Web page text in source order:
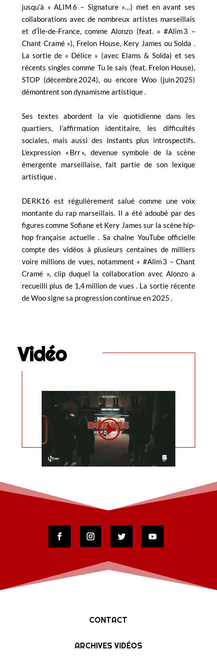
jusqu’à « ALIM 6 – Signature »…) met en avant ses
collaborations avec de nombreux artistes marseillais
et d’Île-de-France, comme Alonzo (feat. « #Alim 3 –
Chant Cramé »), Frelon House, Kery James ou Solda .
La sortie de « Délice » (avec Elams & Solda) et ses
récents singles comme Tu le sais (feat. Frelon House),
STOP (décembre 2024), ou encore Woo (juin 2025)
démontrent son dynamisme artistique .
Ses textes abordent la vie quotidienne dans les
quartiers, l’affirmation identitaire, les difficultés
sociales, mais aussi des instants plus introspectifs.
L’expression « Brr », devenue symbole de la scène
émergente marseillaise, fait partie de son lexique
artistique .
DERK16 est régulièrement salué comme une voix
montante du rap marseillais. Il a été adoubé par des
figures comme Sofiane et Kery James sur la scène hip-
hop française actuelle . Sa chaîne YouTube officielle
compte des vidéos à plusieurs centaines de milliers
voire millions de vues, notamment « #Alim 3 – Chant
Cramé », clip duquel la collaboration avec Alonzo a
recueilli plus de 1,4 million de vues . La sortie récente
de Woo signe sa progression continue en 2025 .
Vidéo
CONTACT
ARCHIVES VIDÉOS